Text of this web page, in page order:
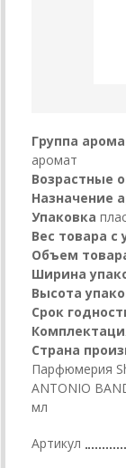
Группа
аромат
Возрастные
Назначение
Упаковка
Вес товара с
Объем
Ширина
Высота
Срок
Страна
Парфюмерия
ANTONIO
мл
Артикул